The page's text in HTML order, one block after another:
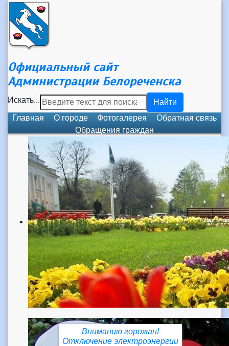
Официальный сайт
Администрации Белореченска
Искать...
Найти
Главная
О городе Фотогалерея
Обратная связь
Обращения граждан
Вниманию горожан!
Отключение электроэнергии